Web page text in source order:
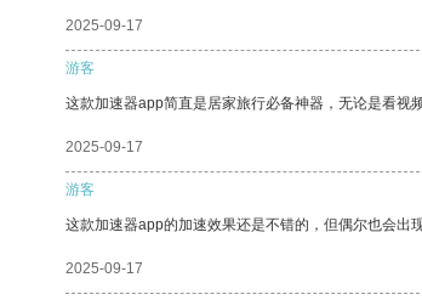
2025-09-17
游客
这款加速器app简直是居家旅行必备神器，无论是看视
2025-09-17
游客
这款加速器app的加速效果还是不错的，但偶尔也会出
2025-09-17